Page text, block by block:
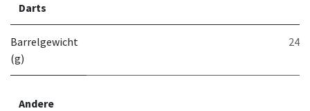
Darts
Barrelgewicht
(g)
24
Andere